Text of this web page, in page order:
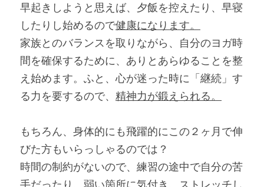
早起きしようと思えば、夕飯を控えたり、早寝
したりし始めるので健康になります。
家族とのバランスを取りながら、自分のヨガ時
間を確保するために、ありとあらゆることを整
え始めます。ふと、心が迷った時に「継続」す
る力を要するので、 精神力が鍛えられる。
もちろん、身体的にも飛躍的にこの２ヶ月で伸
びた方もいらっしゃるのでは？
時間の制約がないので、練習の途中で自分の苦
手だったり、弱い箇所に気付き、ストレッチし